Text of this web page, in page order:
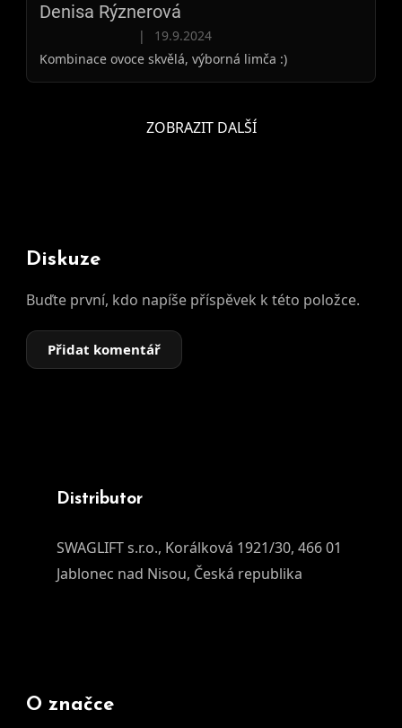
Denisa Rýznerová
Hodnocení produktu je 5 z 5 hvězdiček.
|
19.9.2024
Kombinace ovoce skvělá, výborná limča :)
ZOBRAZIT DALŠÍ
Diskuze
Buďte první, kdo napíše příspěvek k této položce.
Přidat komentář
Distributor
SWAGLIFT s.r.o., Korálková 1921/30, 466 01
Jablonec nad Nisou, Česká republika
O značce